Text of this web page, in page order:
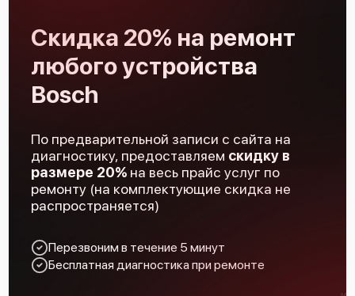
Скидка 20% на ремонт
любого устройства
Bosch
По предварительной записи с сайта на
диагностику, предоставляем скидку в
размере 20% на весь прайс услуг по
ремонту (на комплектующие скидка не
распространяется)
Перезвоним в течение 5 минут
Бесплатная диагностика при ремонте